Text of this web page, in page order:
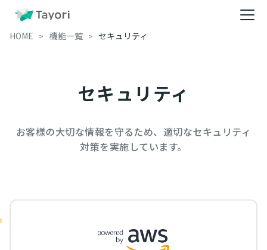
HOME 機能一覧 セキュリティ
セキュリティ
お客様の大切な情報を守るため、適切なセキュリティ
対策を実施しています。